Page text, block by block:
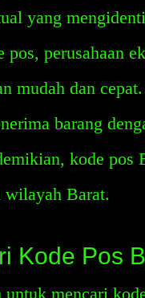
yang
pos, perusahaan
mudah dan
barang
kode pos
wilayah Barat.
Kode Pos
mencari